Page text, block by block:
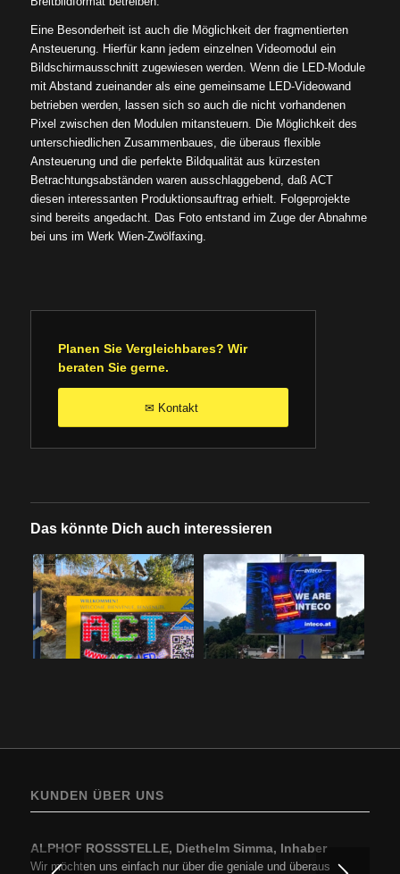
Eine Besonderheit ist auch die Möglichkeit der fragmentierten
Ansteuerung. Hierfür kann jedem einzelnen Videomodul ein
Bildschirmausschnitt zugewiesen werden. Wenn die LED-Module
mit Abstand zueinander als eine gemeinsame LED-Videowand
betrieben werden, lassen sich so auch die nicht vorhandenen
Pixel zwischen den Modulen mitansteuern. Die Möglichkeit des
unterschiedlichen Zusammenbaues, die überaus flexible
Ansteuerung und die perfekte Bildqualität aus kürzesten
Betrachtungsabständen waren ausschlaggebend, daß ACT
diesen interessanten Produktionsauftrag erhielt. Folgeprojekte
sind bereits angedacht. Das Foto entstand im Zuge der Abnahme
bei uns im Werk Wien-Zwölfaxing.
Planen Sie Vergleichbares? Wir
beraten Sie gerne.
✉ Kontakt
Das könnte Dich auch interessieren
KUNDEN ÜBER UNS
ALPHOF ROSSSTELLE, Diethelm Simma, Inhaber
Wir möchten uns einfach nur über die geniale und überaus